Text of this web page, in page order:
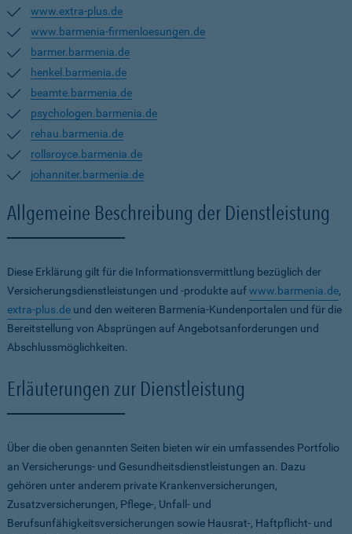
www.extra-plus.de
www.barmenia-firmenloesungen.de
barmer.barmenia.de
henkel.barmenia.de
beamte.barmenia.de
psychologen.barmenia.de
rehau.barmenia.de
rollsroyce.barmenia.de
johanniter.barmenia.de
Allgemeine Beschreibung der Dienstleistung
Diese Erklärung gilt für die Informationsvermittlung bezüglich der
Versicherungsdienstleistungen und -produkte aufwww.barmenia.de,
extra-plus.de und den weiteren Barmenia-Kundenportalen und für die
Bereitstellung von Absprüngen auf Angebotsanforderungen und
Abschlussmöglichkeiten.
Erläuterungen zur Dienstleistung
Über die oben genannten Seiten bieten wir ein umfassendes Portfolio
an Versicherungs- und Gesundheitsdienstleistungen an. Dazu
gehören unter anderem private Krankenversicherungen,
Zusatzversicherungen, Pflege-, Unfall- und
Berufsunfähigkeitsversicherungen sowie Hausrat-, Haftpflicht- und